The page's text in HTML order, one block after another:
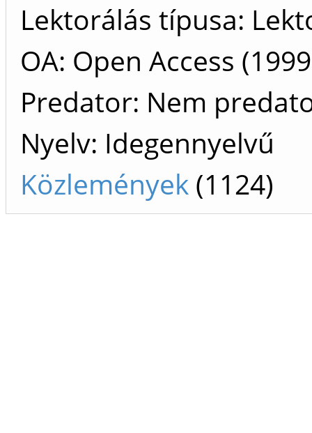
Lektorálás típusa:
OA: Open Access
Predator: Nem
Nyelv: Idegennyelvű
Közlemények (1124)